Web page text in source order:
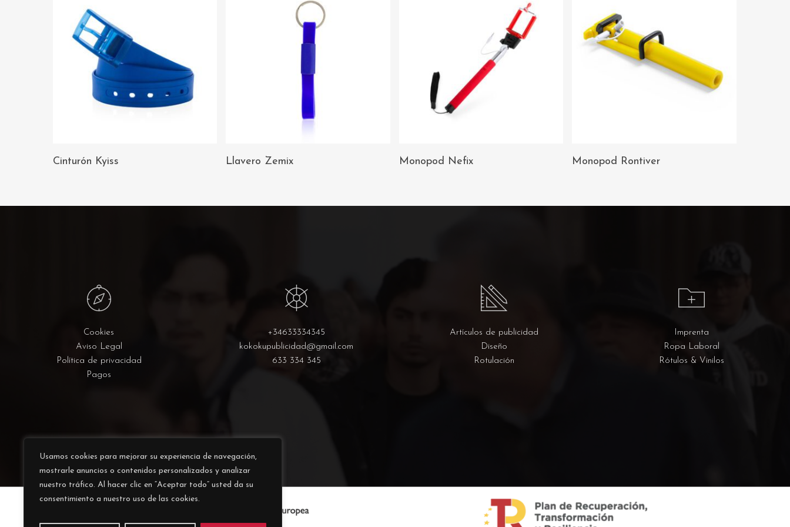
Usamos cookies para mejorar su experiencia de navegación,
mostrarle anuncios o contenidos personalizados y analizar
nuestro tráfico. Al hacer clic en “Aceptar todo” usted da su
consentimiento a nuestro uso de las cookies.
AÑADIR AL
Cinturón Kyiss
AÑADIR AL
Llavero Zemix
AÑADIR AL
Monopod Nefix
AÑADIR AL
Monopod Rontiver
Cookies
Aviso Legal
Política de privacidad
Pagos
+34633334345
kokokupublicidad@gmail.com
633 334 345
Artículos de publicidad
Diseño
Rotulación
Imprenta
Ropa Laboral
Rótulos & Vinilos